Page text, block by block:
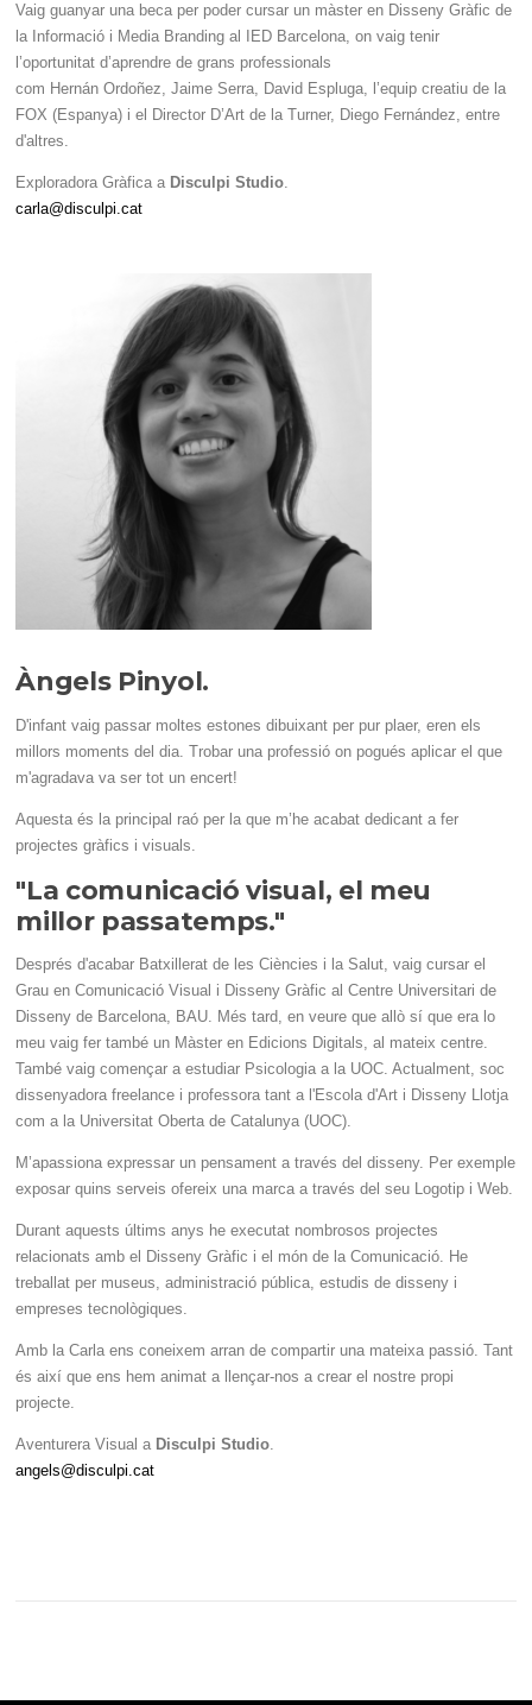
Vaig guanyar una beca per poder cursar un màster en Disseny Gràfic de
la Informació i Media Branding al IED Barcelona, on vaig tenir
l’oportunitat d’aprendre de grans professionals
com Hernán Ordoñez,Jaime Serra, David Espluga, l’equip creatiude la
FOX (Espanya) i el Director D’Art de la Turner, Diego Fernández, entre
d'altres.
Exploradora Gràfica a Disculpi Studio.
carla@disculpi.cat
Àngels Pinyol.
D'infant vaig passar moltes estones dibuixant per pur plaer, eren els
millors moments del dia. Trobar una professió on pogués aplicar el que
m'agradava va ser tot un encert!
Aquesta és la principal raó per la que m’he acabat dedicant a fer
projectes gràfics i visuals.
"La comunicació visual, el meu
millor passatemps."
Després d'acabar Batxillerat de les Ciències i la Salut, vaig cursar el
Grau en Comunicació Visual i Disseny Gràfic al Centre Universitari de
Disseny de Barcelona, BAU. Més tard, en veure que allò sí que era lo
meu vaig fer també un Màster en Edicions Digitals, al mateix centre.
També vaig començar a estudiar Psicologia a la UOC. Actualment, soc
dissenyadora freelance i professora tant a l'Escola d'Art i Disseny Llotja
com a la Universitat Oberta de Catalunya (UOC).
M’apassiona expressar un pensament a través del disseny. Per exemple
exposar quins serveis ofereix una marca a través del seu Logotip i Web.
Durant aquests últims anys he executat nombrosos projectes
relacionats amb el Disseny Gràfic i el món de la Comunicació. He
treballat per museus, administració pública, estudis de disseny i
empreses tecnològiques.
Amb la Carla ens coneixem arran de compartir una mateixa passió. Tant
és així que ens hem animat a llençar-nos a crear el nostre propi
projecte.
Aventurera Visual a Disculpi Studio.
angels@disculpi.cat